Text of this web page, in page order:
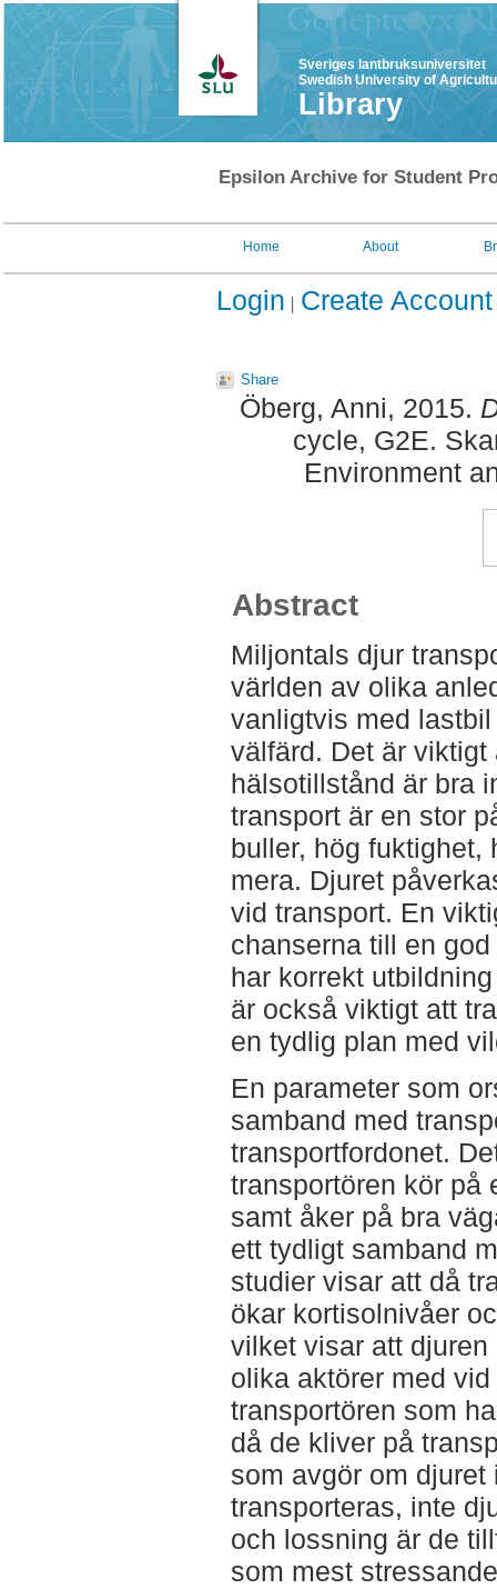
Sveriges lantbruksuniversitet
Swedish University of
Library
Epsilon Archive for Student
Home About
Login Create Account
Share
Öberg, Anni, 2015.
cycle, G2E.
Environment
Abstract
Miljontals djur
världen av olika
vanligtvis med
välfärd. Det är
hälsotillstånd är bra
transport är en stor
buller, hög fuktighet,
mera. Djuret
vid transport. En
chanserna till en
har korrekt
är också viktigt att
en tydlig plan med
En parameter som
samband med
transportfordonet.
transportören kör på
samt åker på bra
ett tydligt samband
studier visar att då
ökar kortisolnivåer
vilket visar att
olika aktörer med
transportören som
då de kliver på
som avgör om
transporteras, inte
och lossning är de
som mest